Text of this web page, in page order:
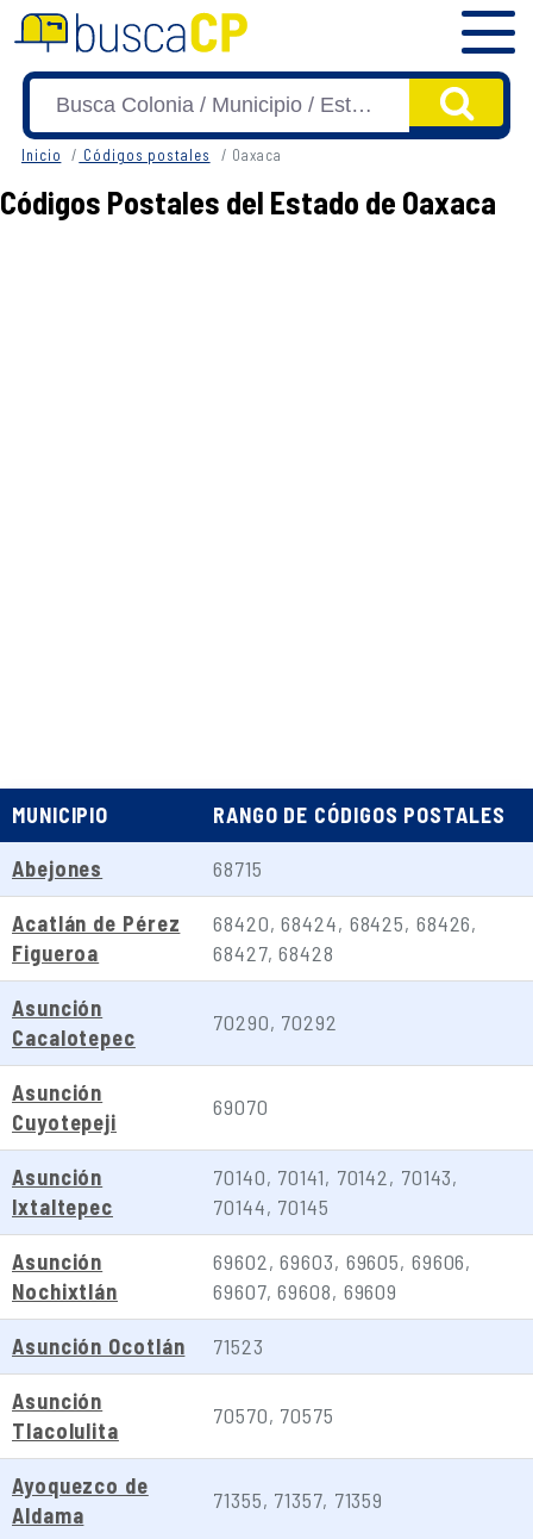
Inicio Códigos postales Oaxaca
Códigos Postales del Estado de Oaxaca
MUNICIPIO RANGO DE CÓDIGOS POSTALES
Abejones 68715
Acatlán de Pérez
Figueroa
68420, 68424, 68425, 68426,
68427, 68428
Asunción
Cacalotepec
70290, 70292
Asunción
Cuyotepeji
69070
Asunción
Ixtaltepec
70140, 70141, 70142, 70143,
70144, 70145
Asunción
Nochixtlán
69602, 69603, 69605, 69606,
69607, 69608, 69609
Asunción Ocotlán 71523
Asunción
Tlacolulita
70570, 70575
Ayoquezco de
Aldama
71355, 71357, 71359